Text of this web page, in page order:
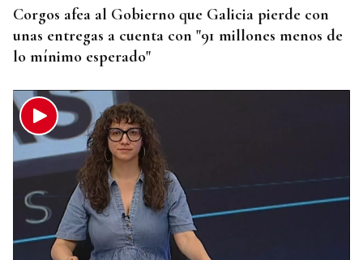
Corgos afea al Gobierno que Galicia pierde con
unas entregas a cuenta con "91 millones menos de
lo mínimo esperado"